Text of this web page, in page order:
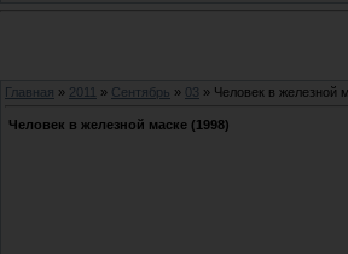
Главная » 2011 » Сентябрь » 03 » Человек в железной
Человек в железной маске (1998)